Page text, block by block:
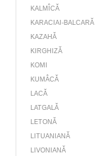
KALMÎCĂ
KARACIAI-BALCARĂ
KAZAHĂ
KIRGHIZĂ
KOMI
KUMÂCĂ
LACĂ
LATGALĂ
LETONĂ
LITUANIANĂ
LIVONIANĂ